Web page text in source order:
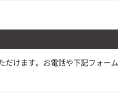
けます。お電話や下記フォー